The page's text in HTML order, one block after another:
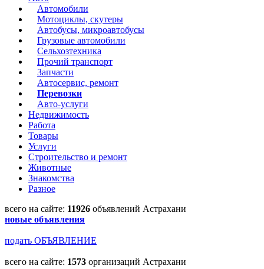
Автомобили
Мотоциклы, скутеры
Автобусы, микроавтобусы
Грузовые автомобили
Сельхозтехника
Прочий транспорт
Запчасти
Автосервис, ремонт
Перевозки
Авто-услуги
Недвижимость
Работа
Товары
Услуги
Строительство и ремонт
Животные
Знакомства
Разное
всего на сайте: 11926 объявлений Астрахани
новые объявления
подать ОБЪЯВЛЕНИЕ
всего на сайте: 1573 организаций Астрахани